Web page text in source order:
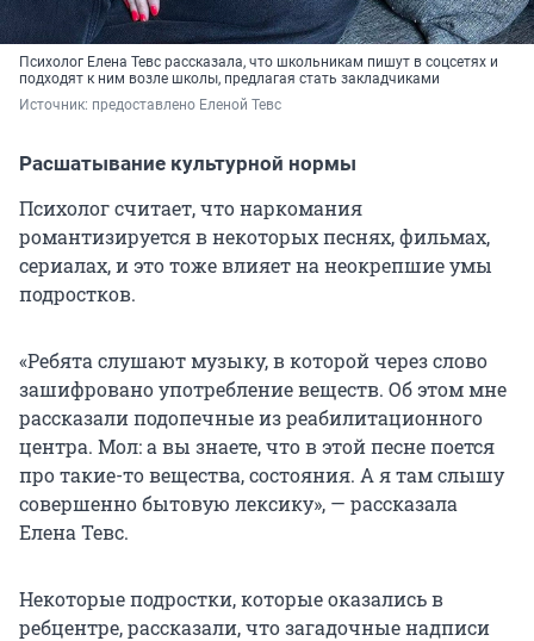
Психолог Елена Тевс рассказала, что школьникам пишут в соцсетях и
подходят к ним возле школы, предлагая стать закладчиками
Источник: предоставлено Еленой Тевс
Расшатывание культурной нормы
Психолог считает, что наркомания
романтизируется в некоторых песнях, фильмах,
сериалах, и это тоже влияет на неокрепшие умы
подростков.
«Ребята слушают музыку, в которой через слово
зашифровано употребление веществ. Об этом мне
рассказали подопечные из реабилитационного
центра. Мол: а вы знаете, что в этой песне поется
про такие-то вещества, состояния. А я там слышу
совершенно бытовую лексику», — рассказала
Елена Тевс.
Некоторые подростки, которые оказались в
ребцентре, рассказали, что загадочные надписи